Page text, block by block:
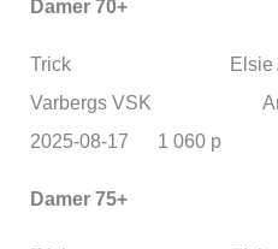
Damer 70+
Trick Elsie
Varbergs VSK
2025-08-17 1 060 p
Damer 75+